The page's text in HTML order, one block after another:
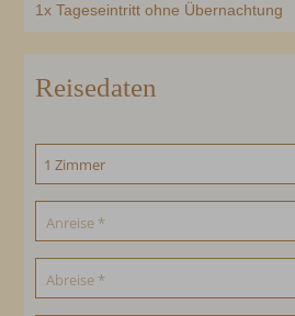
1x Tageseintritt ohne Übernachtung
Reisedaten